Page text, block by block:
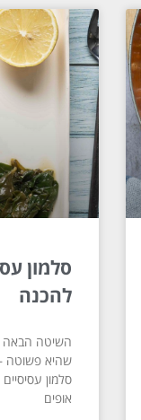
סלמון
להכנה
השיטה הבאה
שהיא פשוטה
סלמון
אופים